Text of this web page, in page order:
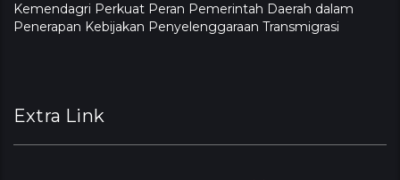
Kemendagri Perkuat Peran Pemerintah Daerah dalam
Penerapan Kebijakan Penyelenggaraan Transmigrasi
Extra Link